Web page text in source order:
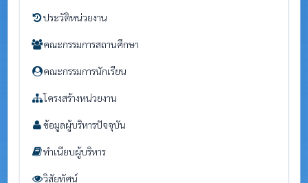
ประวัติหน่วยงาน
คณะกรรมการสถานศึกษา
คณะกรรมการนักเรียน
โครงสร้างหน่วยงาน
ข้อมูลผู้บริหารปัจจุบัน
ทำเนียบผู้บริหาร
วิสัยทัศน์